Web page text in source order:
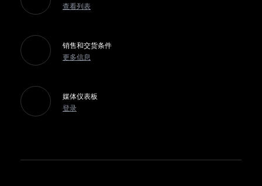
查看列表
销售和交货条件
更多信息
媒体仪表板
登录